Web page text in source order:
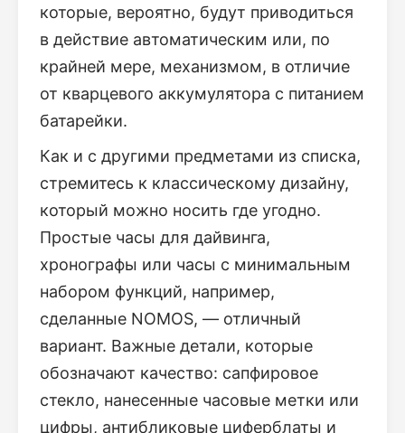
которые, вероятно, будут приводиться
в действие автоматическим или, по
крайней мере, механизмом, в отличие
от кварцевого аккумулятора с питанием
батарейки.
Как и с другими предметами из списка,
стремитесь к классическому дизайну,
который можно носить где угодно.
Простые часы для дайвинга,
хронографы или часы с минимальным
набором функций, например,
сделанные NOMOS, — отличный
вариант. Важные детали, которые
обозначают качество: сапфировое
стекло, нанесенные часовые метки или
цифры, антибликовые циферблаты и